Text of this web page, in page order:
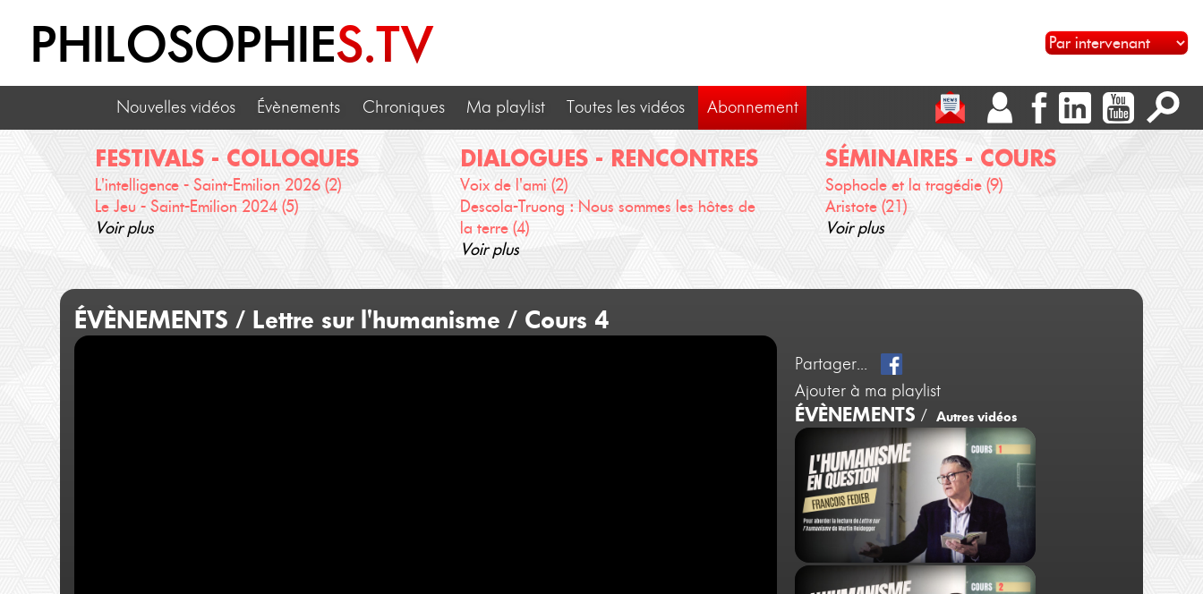
PHILOSOPHIES.TV
Nouvelles vidéos Évènements Chroniques Ma playlist Toutes les vidéos Abonnement
FESTIVALS - COLLOQUES
L'intelligence - Saint-Emilion 2026 (2)
Le Jeu - Saint-Emilion 2024 (5)
Voir plus
DIALOGUES - RENCONTRES
Voix de l'ami (2)
Descola-Truong : Nous sommes les hôtes de
la terre (4)
Voir plus
SÉMINAIRES - COURS
Sophocle et la tragédie (9)
Aristote (21)
Voir plus
ÉVÈNEMENTS / Lettre sur l'humanisme / Cours 4
Partager...
Ajouter à ma playlist
ÉVÈNEMENTS / Autres vidéos